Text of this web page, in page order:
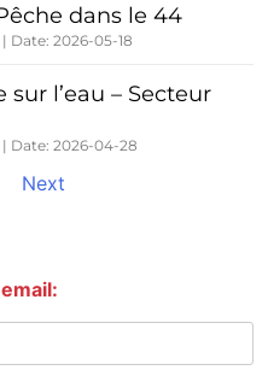
dans le 44
Date: 2026-05-18
l’eau – Secteur
Date: 2026-04-28
Next